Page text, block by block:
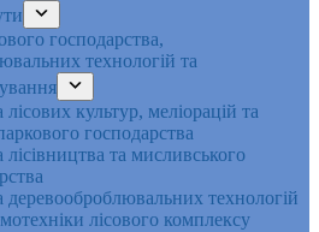
господарства,
технологій та
культур, меліорацій та
господарства
та мисливського
деревооброблювальних технологій
лісового комплексу